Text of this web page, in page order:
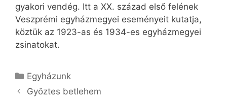
gyakori vendég. Itt a XX. század első felének
Veszprémi egyházmegyei eseményeit kutatja,
köztük az 1923-as és 1934-es egyházmegyei
zsinatokat.
Kategória
Egyházunk
Győztes betlehem